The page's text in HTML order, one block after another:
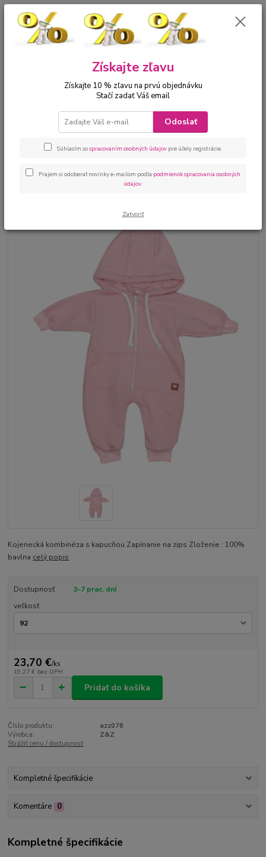
00421 905 612848 za0 €
Kojenecké kombinézy
Kojenecký overal - kombinéza
Kojenecký overal - kombinéza
ružová
Kojenecká kombinéza s kapucňou Zapínanie na zips Zloženie : 100%
bavlna celý popis
Dostupnosť
3-7 prac. dní
veľkosť
23,70 €/ks
19,27 € bez DPH
Pridať do košíka
Číslo produktu:
azz076
Výrobca:
Z&Z
Strážiť cenu / dostupnosť
Kompletné špecifikácie
Komentáre 0
Kompletné špecifikácie
Získajte zľavu
Získajte 10 % zľavu na prvú objednávku
Stačí zadať Váš email
Odoslať
Súhlasím sospracovaním osobných údajov pre účely registrácie.
Prajem si odoberať novinky e-mailom podľa podmienok spracovania osobných
údajov.
Zatvoriť